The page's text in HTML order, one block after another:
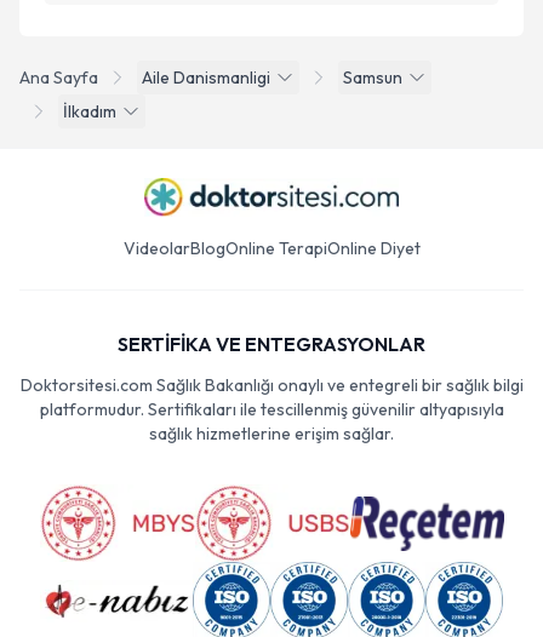
Ana Sayfa Aile Danismanligi
Samsun
İlkadım
VideolarBlogOnline TerapiOnline Diyet
SERTİFİKA VE ENTEGRASYONLAR
Doktorsitesi.com Sağlık Bakanlığı onaylı ve entegreli bir sağlık bilgi
platformudur. Sertifikaları ile tescillenmiş güvenilir altyapısıyla
sağlık hizmetlerine erişim sağlar.